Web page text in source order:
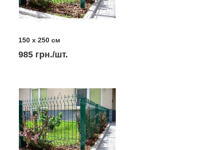
150 х 250 см
985 грн./шт.